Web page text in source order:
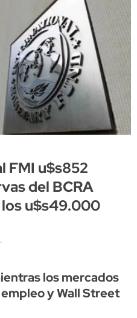
FMI u$s852
del BCRA
u$s49.000
los mercados
y Wall Street